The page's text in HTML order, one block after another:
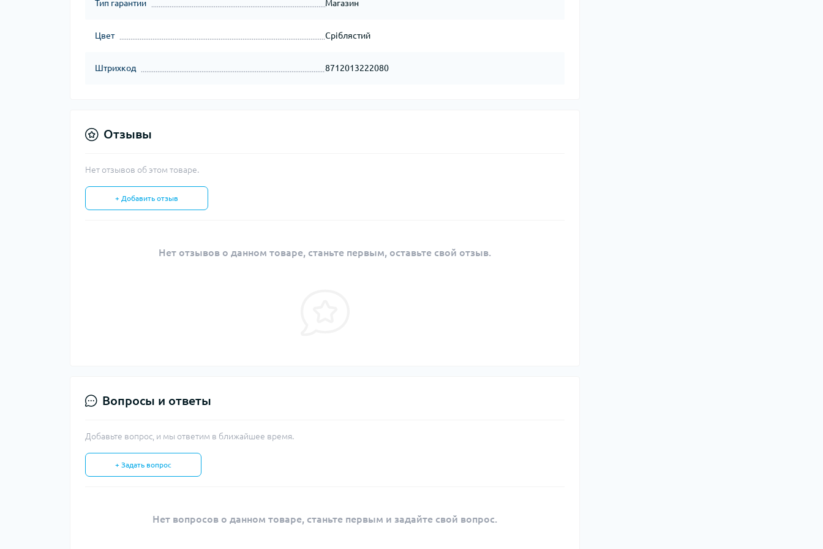
Тип гарантии Магазин
Цвет Сріблястий
Штрихкод 8712013222080
Отзывы
Нет отзывов об этом товаре.
+ Добавить отзыв
Нет отзывов о данном товаре, станьте первым, оставьте свой отзыв.
Вопросы и ответы
Добавьте вопрос, и мы ответим в ближайшее время.
+ Задать вопрос
Нет вопросов о данном товаре, станьте первым и задайте свой вопрос.